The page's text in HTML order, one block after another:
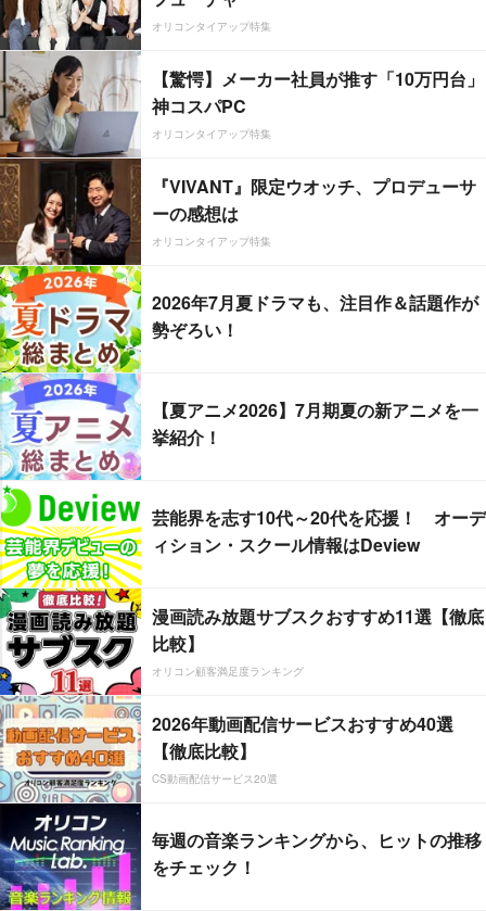
オリコンタイアップ特集
【驚愕】メーカー社員が推す「10万円台」
神コスパPC
オリコンタイアップ特集
『VIVANT』限定ウオッチ、プロデューサ
ーの感想は
オリコンタイアップ特集
2026年7月夏ドラマも、注目作＆話題作が
勢ぞろい！
【夏アニメ2026】7月期夏の新アニメを一
挙紹介！
芸能界を志す10代～20代を応援！ オーデ
ィション・スクール情報はDeview
漫画読み放題サブスクおすすめ11選【徹底
比較】
オリコン顧客満足度ランキング
2026年動画配信サービスおすすめ40選
【徹底比較】
CS動画配信サービス20選
毎週の音楽ランキングから、ヒットの推移
をチェック！